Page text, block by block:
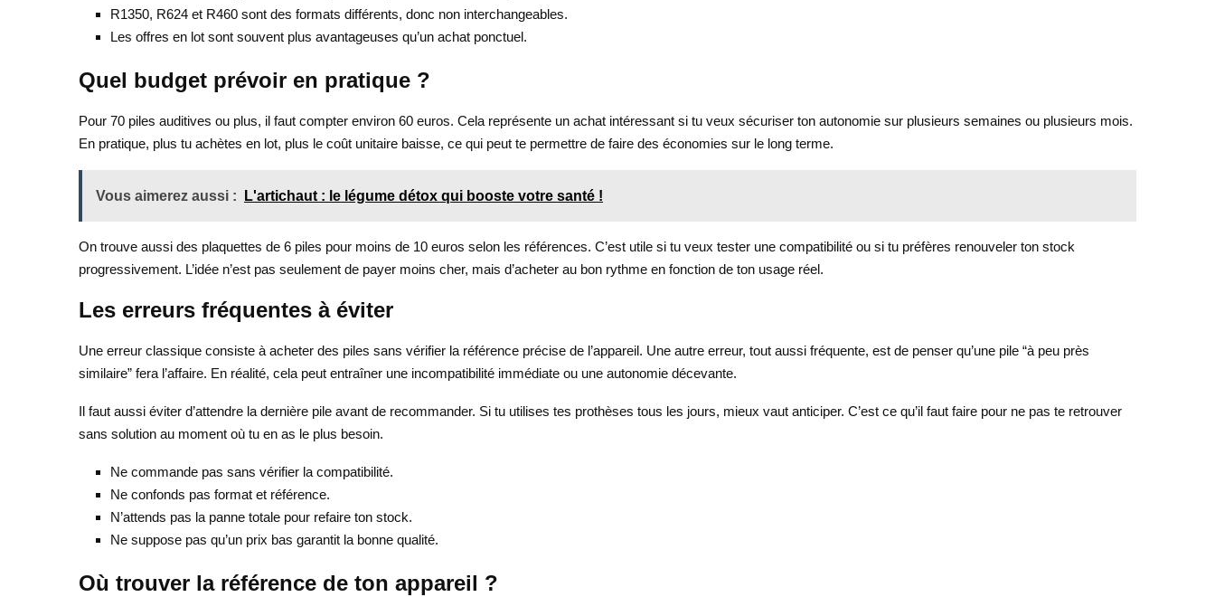
R1350, R624 et R460 sont des formats différents, donc non interchangeables.
Les offres en lot sont souvent plus avantageuses qu’un achat ponctuel.
Quel budget prévoir en pratique ?
Pour 70 piles auditives ou plus, il faut compter environ 60 euros. Cela représente un achat intéressant si tu veux sécuriser ton autonomie sur plusieurs semaines ou plusieurs mois.
En pratique, plus tu achètes en lot, plus le coût unitaire baisse, ce qui peut te permettre de faire des économies sur le long terme.
Vous aimerez aussi : L'artichaut : le légume détox qui booste votre santé !
On trouve aussi des plaquettes de 6 piles pour moins de 10 euros selon les références. C’est utile si tu veux tester une compatibilité ou si tu préfères renouveler ton stock
progressivement. L’idée n’est pas seulement de payer moins cher, mais d’acheter au bon rythme en fonction de ton usage réel.
Les erreurs fréquentes à éviter
Une erreur classique consiste à acheter des piles sans vérifier la référence précise de l’appareil. Une autre erreur, tout aussi fréquente, est de penser qu’une pile “à peu près
similaire” fera l’affaire. En réalité, cela peut entraîner une incompatibilité immédiate ou une autonomie décevante.
Il faut aussi éviter d’attendre la dernière pile avant de recommander. Si tu utilises tes prothèses tous les jours, mieux vaut anticiper. C’est ce qu’il faut faire pour ne pas te retrouver
sans solution au moment où tu en as le plus besoin.
Ne commande pas sans vérifier la compatibilité.
Ne confonds pas format et référence.
N’attends pas la panne totale pour refaire ton stock.
Ne suppose pas qu’un prix bas garantit la bonne qualité.
Où trouver la référence de ton appareil ?